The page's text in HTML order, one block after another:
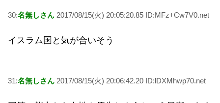
30:名無しさん 2017/08/15(火) 20:05:20.85 ID:MFz+Cw7V0.net
イスラム国と気が合いそう
31:名無しさん 2017/08/15(火) 20:06:42.20 ID:lDXMhwp70.net